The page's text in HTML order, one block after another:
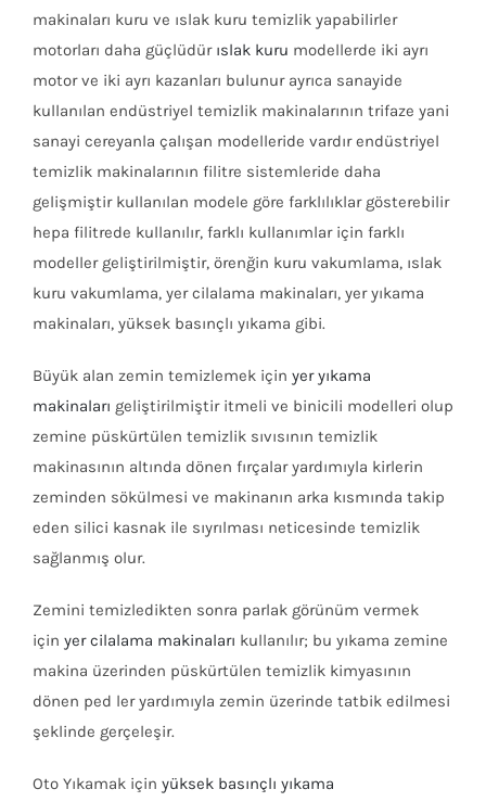
makinaları kuru ve ıslak kuru temizlik yapabilirler
motorları daha güçlüdürıslak kuru modellerde iki ayrı
motor ve iki ayrı kazanları bulunur ayrıca sanayide
kullanılan endüstriyel temizlik makinalarının trifaze yani
sanayi cereyanla çalışan modelleride vardır endüstriyel
temizlik makinalarının filitre sistemleride daha
gelişmiştir kullanılan modele göre farklılıklar gösterebilir
hepa filitrede kullanılır, farklı kullanımlar için farklı
modeller geliştirilmiştir, örenğin kuru vakumlama, ıslak
kuru vakumlama, yer cilalama makinaları, yer yıkama
makinaları, yüksek basınçlı yıkama gibi.
Büyük alan zemin temizlemek için yer yıkama
makinaları geliştirilmiştir itmeli ve binicili modelleri olup
zemine püskürtülen temizlik sıvısının temizlik
makinasının altında dönen fırçalar yardımıyla kirlerin
zeminden sökülmesi ve makinanın arka kısmında takip
eden silici kasnak ile sıyrılması neticesinde temizlik
sağlanmış olur.
Zemini temizledikten sonra parlak görünüm vermek
için yer cilalama makinaları kullanılır; bu yıkama zemine
makina üzerinden püskürtülen temizlik kimyasının
dönen ped ler yardımıyla zemin üzerinde tatbik edilmesi
şeklinde gerçeleşir.
Oto Yıkamak için yüksek basınçlı yıkama